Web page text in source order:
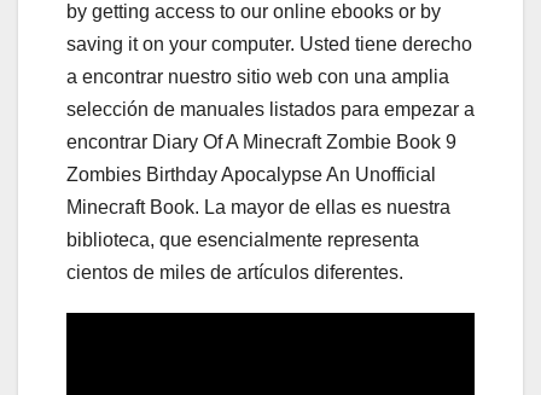
by getting access to our online ebooks or by
saving it on your computer. Usted tiene derecho
a encontrar nuestro sitio web con una amplia
selección de manuales listados para empezar a
encontrar Diary Of A Minecraft Zombie Book 9
Zombies Birthday Apocalypse An Unofficial
Minecraft Book. La mayor de ellas es nuestra
biblioteca, que esencialmente representa
cientos de miles de artículos diferentes.